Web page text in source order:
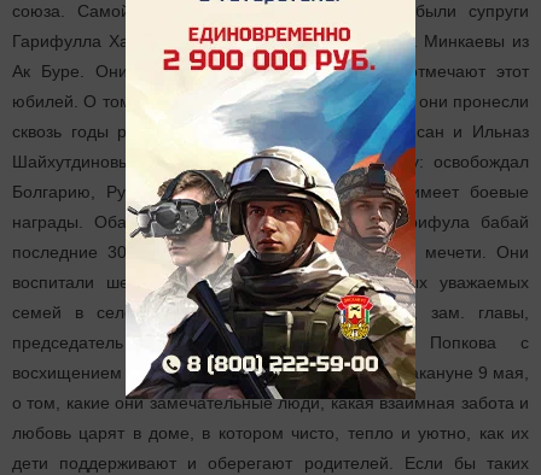
союза. Самой старшей семьей на празднике были супруги
Гарифулла Халиуллович и Мингаян Исмагиловна Минкаевы из
Ак Буре. Они вместе уже 65 лет, а 5 июня отмечают этот
юбилей. О том, как любовь и нежность друг к друг они пронесли
сквозь годы рассказала ведущие праздника Лейсан и Ильназ
Шайхутдиновы. Гарифулла бабай прошел войну: освобождал
Болгарию, Румынию, Венгрию, Чехословакию, имеет боевые
награды. Оба супруга - ветераны труда, а Гарифула бабай
последние 30 лет являлся муллой деревенской мечети. Они
воспитали шестерых детей. Эта одна из самых уважаемых
семей в селе Ак Буре. Поздравляя супругов, зам. главы,
председатель женсовета района Надежда Попкова с
восхищением рассказала о посещении их дома накануне 9 мая,
о том, какие они замечательные люди, какая взаимная забота и
любовь царят в доме, в котором чисто, тепло и уютно, как их
дети поддерживают и оберегают родителей. Если бы таких